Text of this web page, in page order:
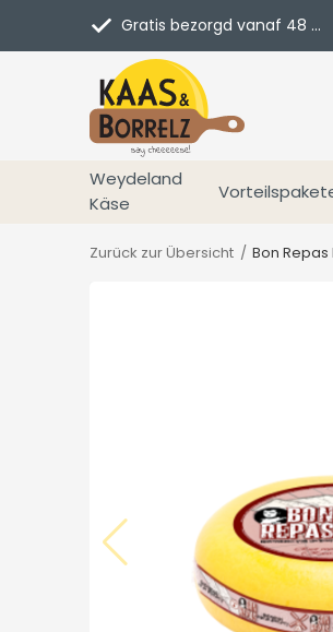
Weydeland
Käse
Gratis bezorgd vanaf 48 euro in NL
Zurück zur Übersicht Bon